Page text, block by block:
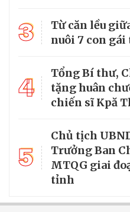
3
Từ căn lều
nuôi 7 con
4
Tổng Bí thư,
tặng huân
chiến sĩ Kpă
5
Chủ tịch
Trưởng Ban
MTQG giai
tỉnh